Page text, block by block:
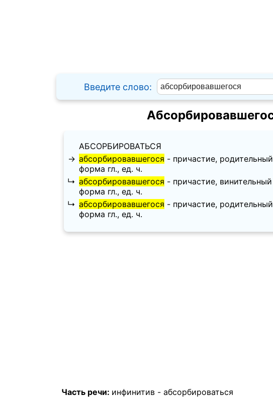
Введите слово:
АБСОРБИРОВАТЬСЯ
→ абсорбировавшегося - причастие,
форма гл., ед. ч.
↳ абсорбировавшегося - причастие,
форма гл., ед. ч.
↳ абсорбировавшегося - причастие,
форма гл., ед. ч.
Часть речи: инфинитив - абсорбироваться